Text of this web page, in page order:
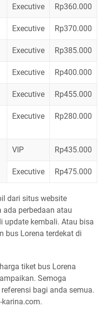
Executive Rp360.000
Executive Rp370.000
Executive Rp385.000
Executive Rp400.000
Executive Rp455.000
Executive Rp280.000
VIP Rp435.000
Executive Rp475.000
dari situs website
ada perbedaan atau
update kembali. Atau bisa
bus Lorena terdekat di
tiket bus Lorena
Semoga
bagi anda semua.